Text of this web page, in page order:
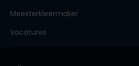
Meesterkleermaker
Vacatures